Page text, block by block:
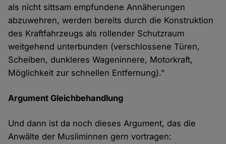
als nicht sittsam empfundene Annäherungen
abzuwehren, werden bereits durch die Konstruktion
des Kraftfahrzeugs als rollender Schutzraum
weitgehend unterbunden (verschlossene Türen,
Scheiben, dunkleres Wageninnere, Motorkraft,
Möglichkeit zur schnellen Entfernung)."
Argument Gleichbehandlung
Und dann ist da noch dieses Argument, das die
Anwälte der Musliminnen gern vortragen: